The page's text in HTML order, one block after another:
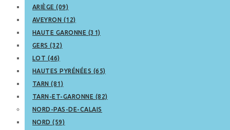
ARIÈGE (09)
AVEYRON (12)
HAUTE GARONNE (31)
GERS (32)
LOT (46)
HAUTES PYRÉNÉES (65)
TARN (81)
TARN-ET-GARONNE (82)
NORD-PAS-DE-CALAIS
NORD (59)